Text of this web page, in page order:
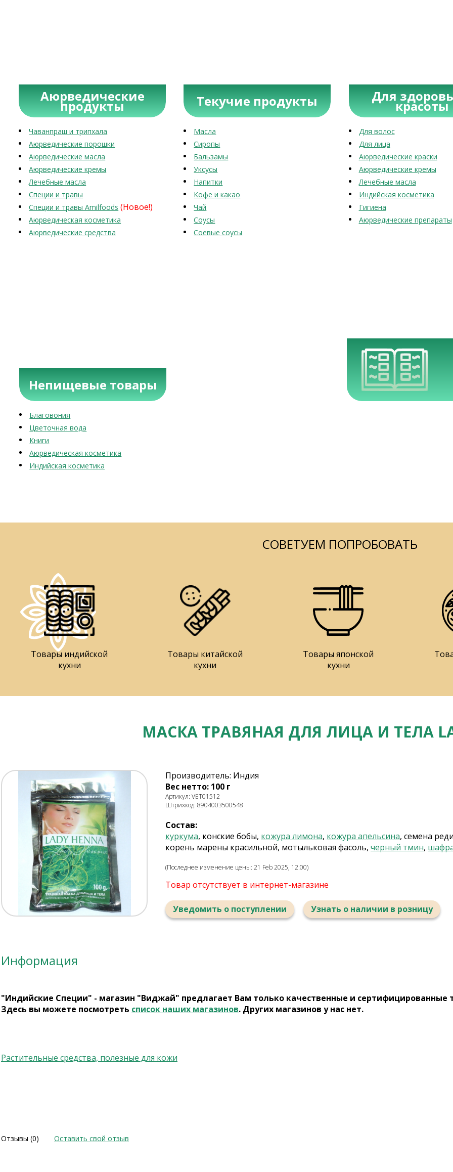
Аюрведические
продукты
Чаванпраш и трипхала
Аюрведические порошки
Аюрведические масла
Аюрведические кремы
Лечебные масла
Специи и травы
Специи и травы Amilfoods (Новое!)
Аюрведическая косметика
Аюрведические средства
Текучие продукты
Масла
Сиропы
Бальзамы
Уксусы
Напитки
Кофе и какао
Чай
Соусы
Соевые соусы
Для
красоты
Для волос
Для лица
Аюрведические краски
Аюрведические кремы
Лечебные масла
Индийская косметика
Гигиена
Аюрведические препараты
Непищевые товары
Благовония
Цветочная вода
Книги
Аюрведическая косметика
Индийская косметика
СОВЕТУЕМ ПОПРОБОВАТЬ
Товары индийской
кухни
Товары китайской
кухни
Товары японской
кухни
МАСКА ТРАВЯНАЯ ДЛЯ ЛИЦА И ТЕЛА
Производитель: Индия
Вес нетто: 100 г
Артикул: VET01512
Штрихкод: 8904003500548
Состав:
куркума, конские бобы, кожура лимона, кожура апельсина, семена
корень марены красильной, мотыльковая фасоль, черный тмин,
(Последнее изменение цены: 21 Feb 2025, 12:00)
Товар отсутствует в интернет-магазине
Уведомить о поступлении Узнать о наличии в розницу
Информация
"Индийские Специи" - магазин "Виджай" предлагает Вам только качественные и сертифицированные
Здесь вы можете посмотреть список наших магазинов. Других магазинов у нас нет.
Растительные средства, полезные для кожи
Отзывы (0) Оставить свой отзыв